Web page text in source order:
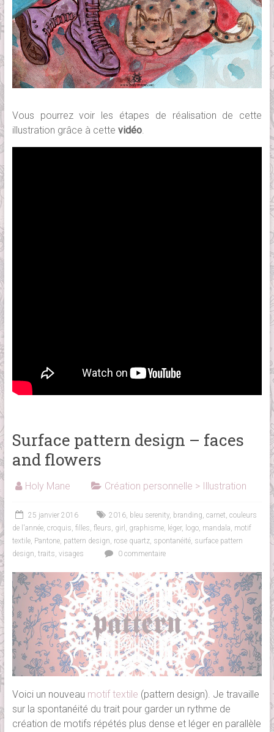
Vous pourrez voir les étapes de réalisation de cette
illustration grâce à cette vidéo.
Surface pattern design – faces
and flowers
Holy Mane Création personnelle > Illustration
25 janvier 2016 2016, bleu serenity, branding, carnet, couleurs
de l'année, croquis, filles, fleurs, girl , graphisme, léger, logo, mandala, motif
textile, Pantone, pattern design, rose quartz, spontanéité, surface pattern
design, traits, visages 0 commentaire
Voici un nouveau motif textile (pattern design). Je travaille
sur la spontanéité du trait pour garder un rythme de
création de motifs répétés plus dense et léger en parallèle